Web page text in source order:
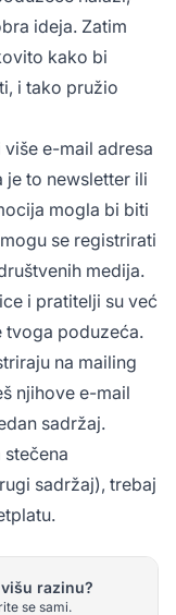
ideja. Zatim
kako bi
i tako pružio
e-mail adresa
to newsletter ili
mogla bi biti
se registrirati
medija.
i pratitelji su već
tvoga poduzeća.
na mailing
njihove e-mail
sadržaj.
sadržaj), trebaj
razinu?
se sami.